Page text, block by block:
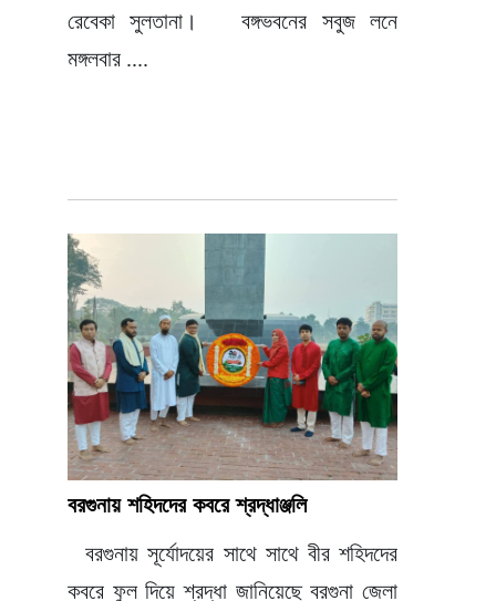
রেবেকা সুলতানা। বঙ্গভবনের সবুজ লনে
মঙ্গলবার ....
বরগুনায় শহিদদের কবরে শ্রদ্ধাঞ্জলি
বরগুনায় সূর্যোদয়ের সাথে সাথে বীর শহিদদের
কবরে ফুল দিয়ে শ্রদ্ধা জানিয়েছে বরগুনা জেলা